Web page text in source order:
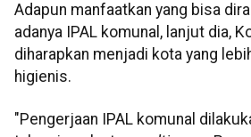
Adapun manfaatkan yang bisa
adanya IPAL komunal, lanjut dia,
diharapkan menjadi kota yang
higienis.
"Pengerjaan IPAL komunal